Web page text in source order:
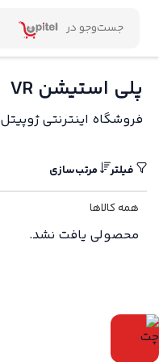
پلی استیشن VR
فروشگاه اینترنتی ژوپیتل
فیلتر مرتب‌سازی
همه کالاها
محصولی یافت نشد.